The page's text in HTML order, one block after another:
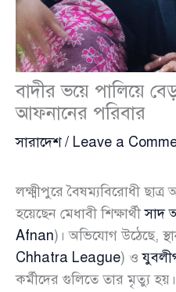
বাদীর ভয়ে পালিয়ে
আফনানের পরিবার
সারাদেশ/ Leave a
লক্ষ্মীপুরে বৈষম্যবিরোধী
হয়েছেন মেধাবী শিক্ষার্থীসাদ
Afnan)। অভিযোগ উঠেছে,
Chhatra League) ও
কর্মীদের গুলিতে তার মৃত্যু হয়।